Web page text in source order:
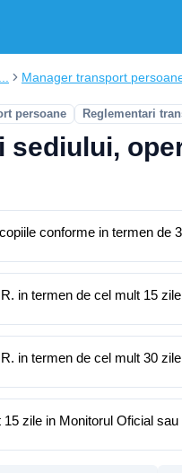
Manager transport
persoane Reglementari
sediului,
conforme in termen de
in termen de cel mult 15
in termen de cel mult 30
zile in Monitorul Oficial